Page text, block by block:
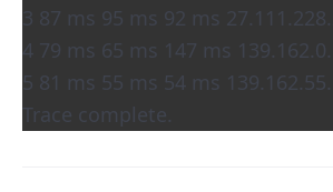
3 87 ms 95 ms 92 ms
4 79 ms 65 ms 147 ms
5 81 ms 55 ms 54 ms
Trace complete.